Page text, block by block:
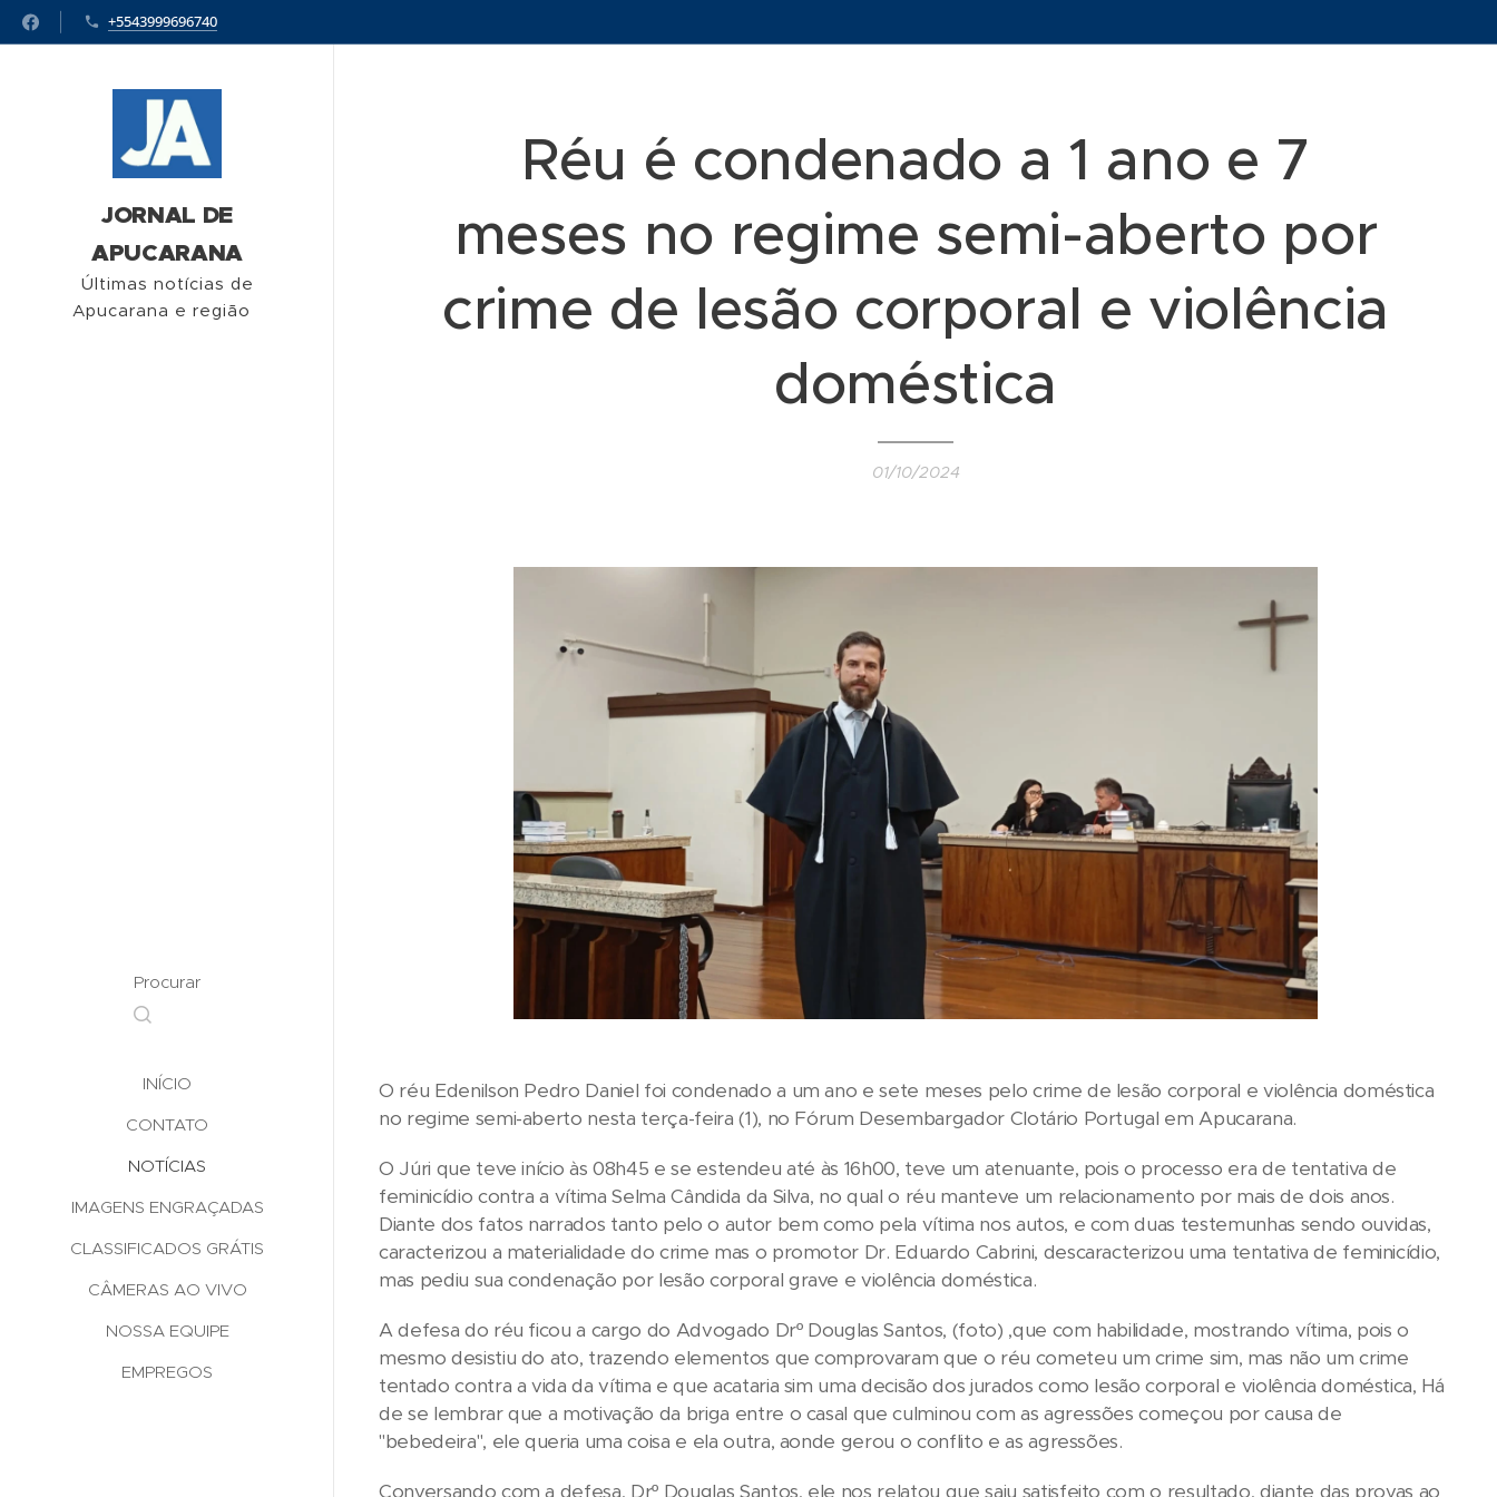
+5543999696740
JORNAL DE
APUCARANA
Últimas notícias de
Apucarana e região
Procurar
INÍCIO
CONTATO
NOTÍCIAS
IMAGENS ENGRAÇADAS
CLASSIFICADOS GRÁTIS
CÂMERAS AO VIVO
NOSSA EQUIPE
EMPREGOS
Réu é condenado a 1 ano e 7
meses no regime semi-aberto por
crime de lesão corporal e violência
doméstica
01/10/2024
O réu Edenilson Pedro Daniel foi condenado a um ano e sete meses pelo crime de lesão corporal e violência doméstica
no regime semi-aberto nesta terça-feira (1), no Fórum Desembargador Clotário Portugal em Apucarana.
O Júri que teve início às 08h45 e se estendeu até às 16h00, teve um atenuante, pois o processo era de tentativa de
feminicídio contra a vítima Selma Cândida da Silva, no qual o réu manteve um relacionamento por mais de dois anos.
Diante dos fatos narrados tanto pelo o autor bem como pela vítima nos autos, e com duas testemunhas sendo ouvidas,
caracterizou a materialidade do crime mas o promotor Dr. Eduardo Cabrini, descaracterizou uma tentativa de feminicídio,
mas pediu sua condenação por lesão corporal grave e violência doméstica.
A defesa do réu ficou a cargo do Advogado Drº Douglas Santos, (foto) ,que com habilidade, mostrando vítima, pois o
mesmo desistiu do ato, trazendo elementos que comprovaram que o réu cometeu um crime sim, mas não um crime
tentado contra a vida da vítima e que acataria sim uma decisão dos jurados como lesão corporal e violência doméstica, Há
de se lembrar que a motivação da briga entre o casal que culminou com as agressões começou por causa de
"bebedeira", ele queria uma coisa e ela outra, aonde gerou o conflito e as agressões.
Conversando com a defesa, Drº Douglas Santos, ele nos relatou que saiu satisfeito com o resultado, diante das provas ao